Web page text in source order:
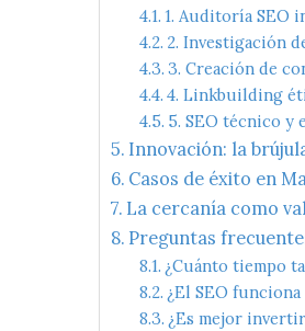
1. Auditoría SEO
2. Investigación
3. Creación de
4. Linkbuilding
5. SEO técnico y
Innovación: la
Casos de éxito en
La cercanía como
Preguntas
¿Cuánto tiempo
¿El SEO
¿Es mejor